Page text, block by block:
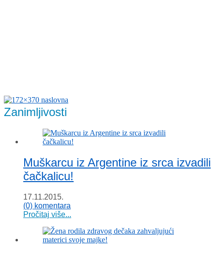
Zanimljivosti
Muškarcu iz Argentine iz srca izvadili
čačkalicu!
17.11.2015.
(0) komentara
Pročitaj više...